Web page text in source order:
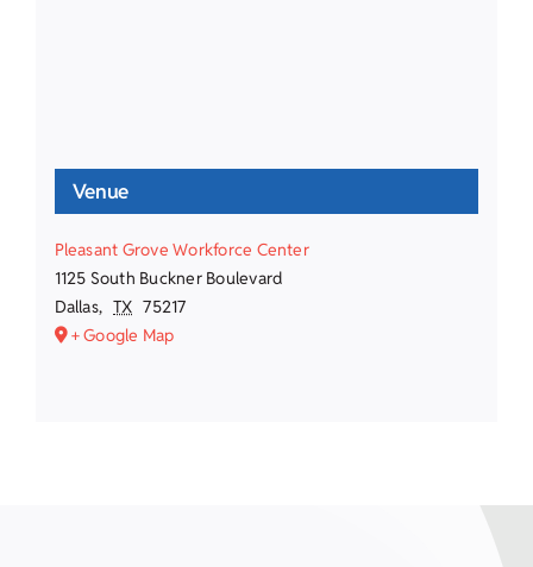
Venue
Pleasant Grove Workforce Center
1125 South Buckner Boulevard
Dallas, TX 75217
+ Google Map